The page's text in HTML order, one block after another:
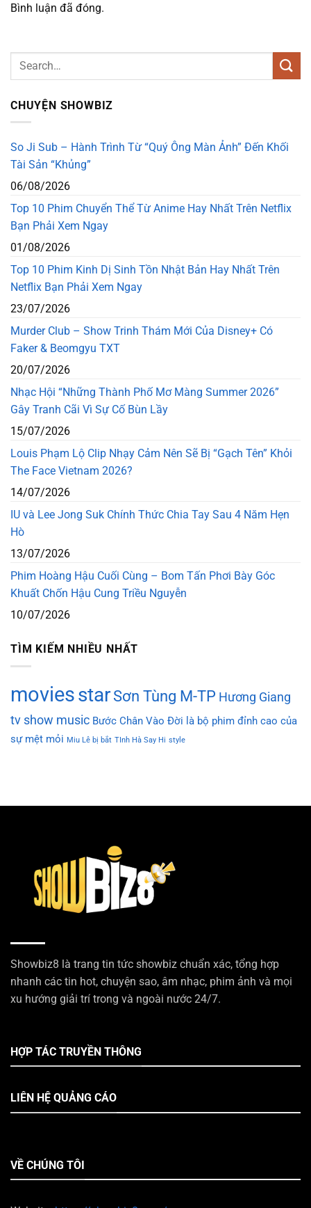
Bình luận đã đóng.
CHUYỆN SHOWBIZ
So Ji Sub – Hành Trình Từ “Quý Ông Màn Ảnh” Đến Khối
Tài Sản “Khủng”
06/08/2026
Top 10 Phim Chuyển Thể Từ Anime Hay Nhất Trên Netflix
Bạn Phải Xem Ngay
01/08/2026
Top 10 Phim Kinh Dị Sinh Tồn Nhật Bản Hay Nhất Trên
Netflix Bạn Phải Xem Ngay
23/07/2026
Murder Club – Show Trinh Thám Mới Của Disney+ Có
Faker & Beomgyu TXT
20/07/2026
Nhạc Hội “Những Thành Phố Mơ Màng Summer 2026”
Gây Tranh Cãi Vì Sự Cố Bùn Lầy
15/07/2026
Louis Phạm Lộ Clip Nhạy Cảm Nên Sẽ Bị “Gạch Tên” Khỏi
The Face Vietnam 2026?
14/07/2026
IU và Lee Jong Suk Chính Thức Chia Tay Sau 4 Năm Hẹn
Hò
13/07/2026
Phim Hoàng Hậu Cuối Cùng – Bom Tấn Phơi Bày Góc
Khuất Chốn Hậu Cung Triều Nguyễn
10/07/2026
TÌM KIẾM NHIỀU NHẤT
moviesstarSơn Tùng M-TP Hương Giang
tv show music Bước Chân Vào Đời là bộ phim đỉnh cao của
sự mệt mỏi Miu Lê bị bắt TInh Hà Say Hi style
Showbiz8 là trang tin tức showbiz chuẩn xác, tổng hợp
nhanh các tin hot, chuyện sao, âm nhạc, phim ảnh và mọi
xu hướng giải trí trong và ngoài nước 24/7.
HỢP TÁC TRUYỀN THÔNG
LIÊN HỆ QUẢNG CÁO
VỀ CHÚNG TÔI